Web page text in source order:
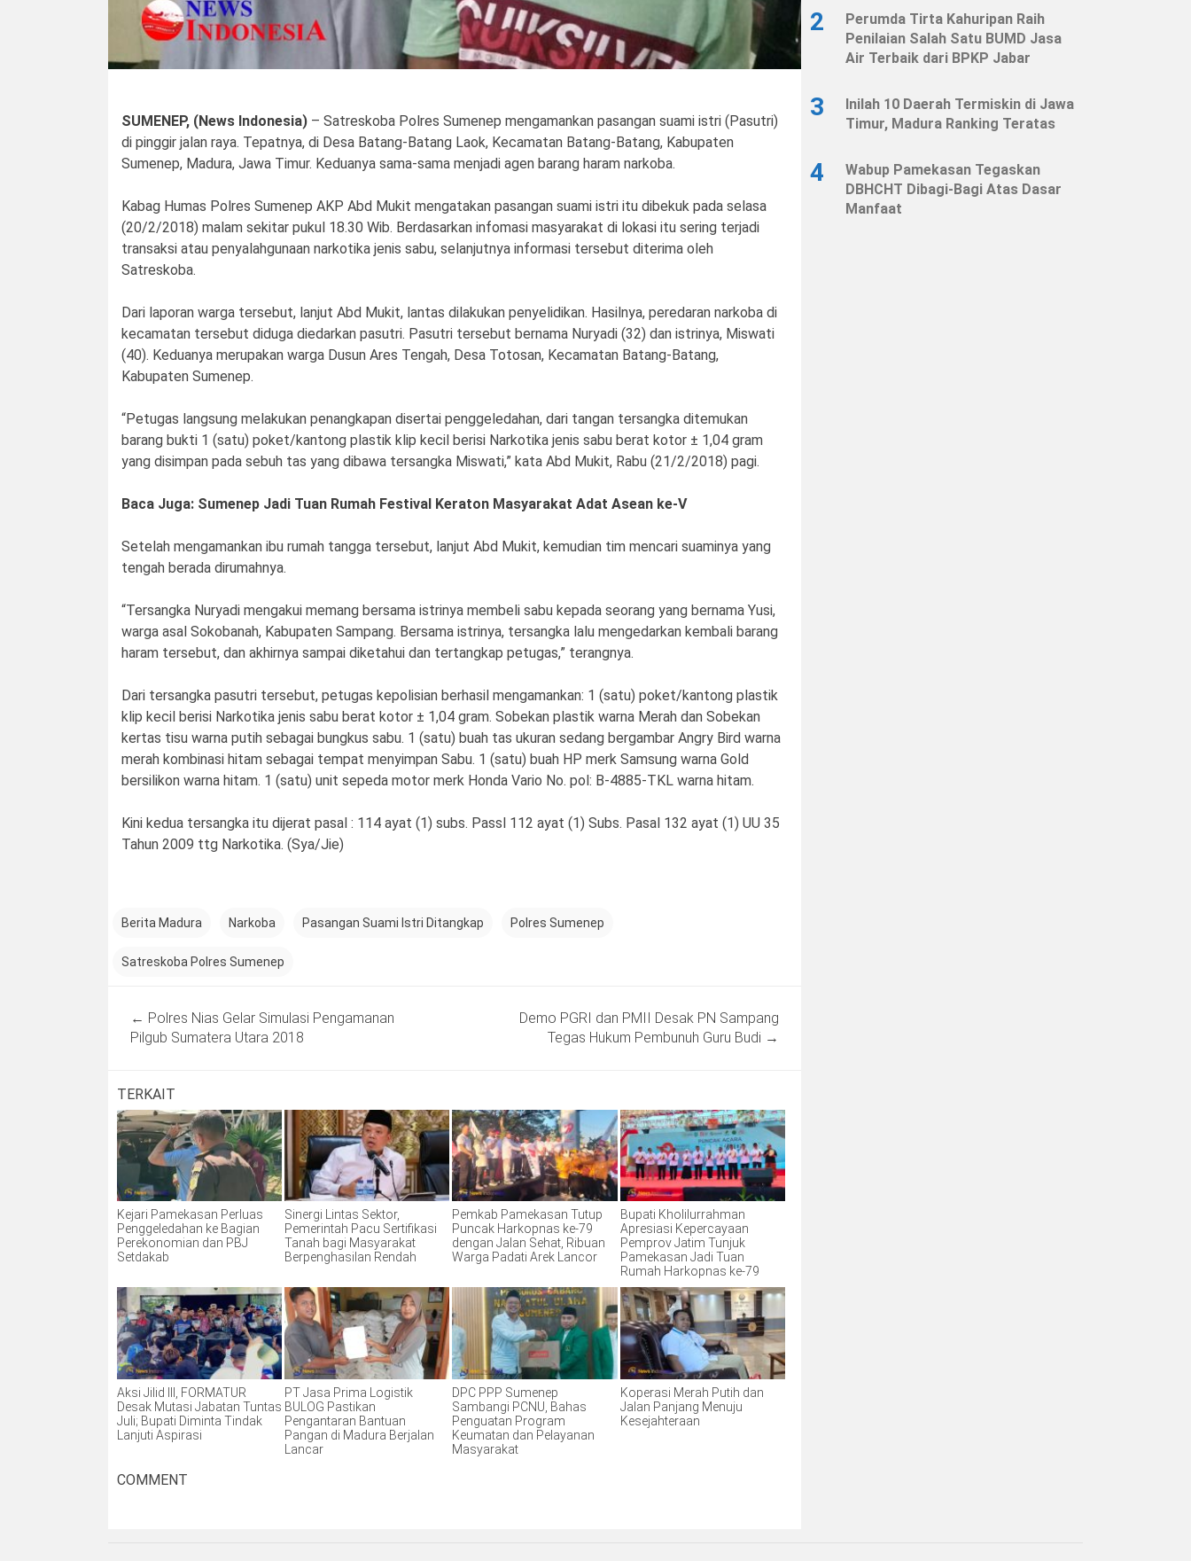
SUMENEP, (News Indonesia) – Satreskoba Polres Sumenep mengamankan pasangan suami istri (Pasutri)
di pinggir jalan raya. Tepatnya, di Desa Batang-Batang Laok, Kecamatan Batang-Batang, Kabupaten
Sumenep, Madura, Jawa Timur. Keduanya sama-sama menjadi agen barang haram narkoba.
Kabag Humas Polres Sumenep AKP Abd Mukit mengatakan pasangan suami istri itu dibekuk pada selasa
(20/2/2018) malam sekitar pukul 18.30 Wib. Berdasarkan infomasi masyarakat di lokasi itu sering terjadi
transaksi atau penyalahgunaan narkotika jenis sabu, selanjutnya informasi tersebut diterima oleh
Satreskoba.
Dari laporan warga tersebut, lanjut Abd Mukit, lantas dilakukan penyelidikan. Hasilnya, peredaran narkoba di
kecamatan tersebut diduga diedarkan pasutri. Pasutri tersebut bernama Nuryadi (32) dan istrinya, Miswati
(40). Keduanya merupakan warga Dusun Ares Tengah, Desa Totosan, Kecamatan Batang-Batang,
Kabupaten Sumenep.
“Petugas langsung melakukan penangkapan disertai penggeledahan, dari tangan tersangka ditemukan
barang bukti 1 (satu) poket/kantong plastik klip kecil berisi Narkotika jenis sabu berat kotor ± 1,04 gram
yang disimpan pada sebuh tas yang dibawa tersangka Miswati,” kata Abd Mukit, Rabu (21/2/2018) pagi.
Baca Juga: Sumenep Jadi Tuan Rumah Festival Keraton Masyarakat Adat Asean ke-V
Setelah mengamankan ibu rumah tangga tersebut, lanjut Abd Mukit, kemudian tim mencari suaminya yang
tengah berada dirumahnya.
“Tersangka Nuryadi mengakui memang bersama istrinya membeli sabu kepada seorang yang bernama Yusi,
warga asal Sokobanah, Kabupaten Sampang. Bersama istrinya, tersangka lalu mengedarkan kembali barang
haram tersebut, dan akhirnya sampai diketahui dan tertangkap petugas,” terangnya.
Dari tersangka pasutri tersebut, petugas kepolisian berhasil mengamankan: 1 (satu) poket/kantong plastik
klip kecil berisi Narkotika jenis sabu berat kotor ± 1,04 gram. Sobekan plastik warna Merah dan Sobekan
kertas tisu warna putih sebagai bungkus sabu. 1 (satu) buah tas ukuran sedang bergambar Angry Bird warna
merah kombinasi hitam sebagai tempat menyimpan Sabu. 1 (satu) buah HP merk Samsung warna Gold
bersilikon warna hitam. 1 (satu) unit sepeda motor merk Honda Vario No. pol: B-4885-TKL warna hitam.
Kini kedua tersangka itu dijerat pasal : 114 ayat (1) subs. Passl 112 ayat (1) Subs. Pasal 132 ayat (1) UU 35
Tahun 2009 ttg Narkotika. (Sya/Jie)
Berita Madura Narkoba Pasangan Suami Istri Ditangkap Polres Sumenep
Satreskoba Polres Sumenep
navigation
← Polres Nias Gelar Simulasi Pengamanan
Pilgub Sumatera Utara 2018
Demo PGRI dan PMII Desak PN Sampang
Tegas Hukum Pembunuh Guru Budi →
TERKAIT
Kejari Pamekasan Perluas
Penggeledahan ke Bagian
Perekonomian dan PBJ
Setdakab
Sinergi Lintas Sektor,
Pemerintah Pacu Sertifikasi
Tanah bagi Masyarakat
Berpenghasilan Rendah
Pemkab Pamekasan Tutup
Puncak Harkopnas ke-79
dengan Jalan Sehat, Ribuan
Warga Padati Arek Lancor
Bupati Kholilurrahman
Apresiasi Kepercayaan
Pemprov Jatim Tunjuk
Pamekasan Jadi Tuan
Rumah Harkopnas ke-79
Aksi Jilid III, FORMATUR
Desak Mutasi Jabatan Tuntas
Juli; Bupati Diminta Tindak
Lanjuti Aspirasi
PT Jasa Prima Logistik
BULOG Pastikan
Pengantaran Bantuan
Pangan di Madura Berjalan
Lancar
DPC PPP Sumenep
Sambangi PCNU, Bahas
Penguatan Program
Keumatan dan Pelayanan
Masyarakat
Koperasi Merah Putih dan
Jalan Panjang Menuju
Kesejahteraan
COMMENT
2
Perumda Tirta Kahuripan Raih
Penilaian Salah Satu BUMD Jasa
Air Terbaik dari BPKP Jabar
3
Inilah 10 Daerah Termiskin di Jawa
Timur, Madura Ranking Teratas
4
Wabup Pamekasan Tegaskan
DBHCHT Dibagi-Bagi Atas Dasar
Manfaat